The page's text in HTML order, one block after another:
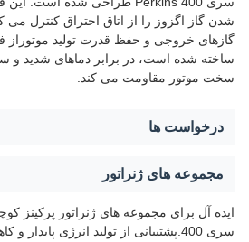
شدن گاز اگزوز را از اتاق احتراق کنترل می
گازهای خروجی و حفظ قدرت تولید موتوراز
ساخته شده است، در برابر دماهای شدید و
سخت موتور مقاومت می کند.
درخواست ها
مجموعه های ژنراتور
ایده آل برای مجموعه های ژنراتور پرکینز
سری 400.پشتیبانی از تولید انرژی